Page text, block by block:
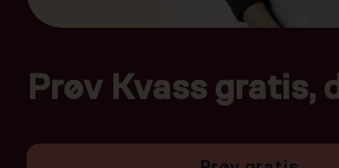
Prøv Kvass gratis,